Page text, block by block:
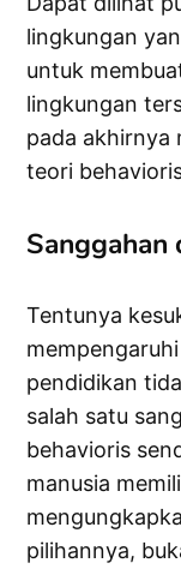
lingkungan
untuk
lingkungan
pada akhirnya
teori
Sanggahan
Tentunya
pendidikan
salah satu
behavioris
manusia
pilihannya,